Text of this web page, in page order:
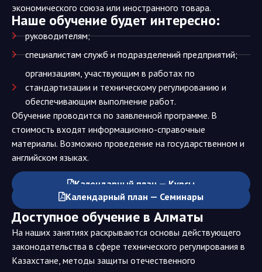
экономического союза или иностранного товара.
Наше обучение будет интересно:
руководителям;
специалистам служб и подразделений предприятий;
организациям, участвующим в работах по
стандартизации и техническому регулированию и
обеспечивающим выполнение работ.
Обучение проводится по заявленной программе. В
стоимость входят информационно-справочные
материалы. Возможно проведение на государственном и
английском языках.
Календарный план — Курсы
Календарный план — Семинары
Доступное обучение в Алматы
На наших занятиях раскрываются основы действующего
законодательства в сфере технического регулирования в
Казахстане, методы защиты отечественного